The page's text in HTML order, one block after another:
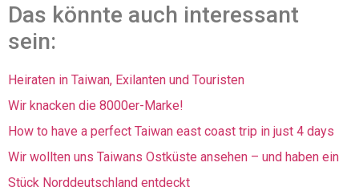
Das könnte auch interessant
sein:
Heiraten in Taiwan, Exilanten und Touristen
Wir knacken die 8000er-Marke!
How to have a perfect Taiwan east coast trip in just 4 days
Wir wollten uns Taiwans Ostküste ansehen – und haben ein
Stück Norddeutschland entdeckt